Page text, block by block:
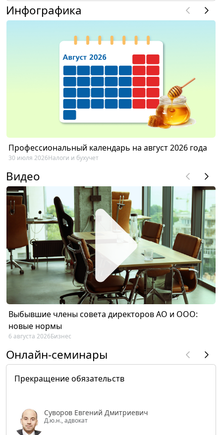
Инфографика
Профессиональный календарь на август 2026 года
30 июля 2026Налоги и бухучет
Видео
Выбывшие члены совета директоров АО и ООО:
новые нормы
6 августа 2026Бизнес
Онлайн-семинары
Прекращение обязательств
Суворов Евгений Дмитриевич
Д.ю.н., адвокат